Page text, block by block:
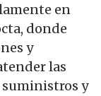
en
donde
y
las
y